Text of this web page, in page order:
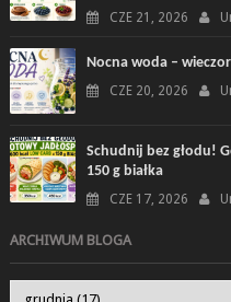
CZE 21, 2026
Nocna woda –
CZE 20, 2026
Schudnij bez głodu!
150 g białka
CZE 17, 2026
ARCHIWUM BLOGA